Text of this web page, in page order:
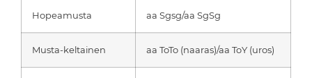
Hopeamusta aa Sgsg/aa SgSg
Musta-keltainen aa ToTo (naaras)/aa ToY (uros)